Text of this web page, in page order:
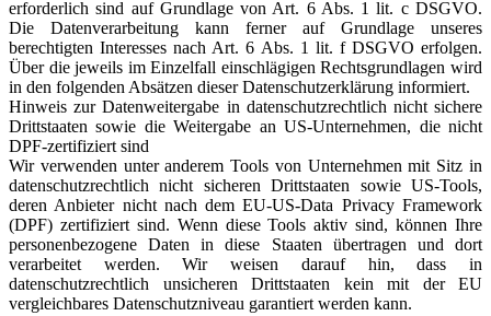
erforderlich sind auf Grundlage von Art. 6 Abs. 1 lit. c DSGVO.
Die Datenverarbeitung kann ferner auf Grundlage unseres
berechtigten Interesses nach Art. 6 Abs. 1 lit. f DSGVO erfolgen.
Über die jeweils im Einzelfall einschlägigen Rechtsgrundlagen wird
in den folgenden Absätzen dieser Datenschutzerklärung informiert.
Hinweis zur Datenweitergabe in datenschutzrechtlich nicht sichere
Drittstaaten sowie die Weitergabe an US-Unternehmen, die nicht
DPF-zertifiziert sind
Wir verwenden unter anderem Tools von Unternehmen mit Sitz in
datenschutzrechtlich nicht sicheren Drittstaaten sowie US-Tools,
deren Anbieter nicht nach dem EU-US-Data Privacy Framework
(DPF) zertifiziert sind. Wenn diese Tools aktiv sind, können Ihre
personenbezogene Daten in diese Staaten übertragen und dort
verarbeitet werden. Wir weisen darauf hin, dass in
datenschutzrechtlich unsicheren Drittstaaten kein mit der EU
vergleichbares Datenschutzniveau garantiert werden kann.